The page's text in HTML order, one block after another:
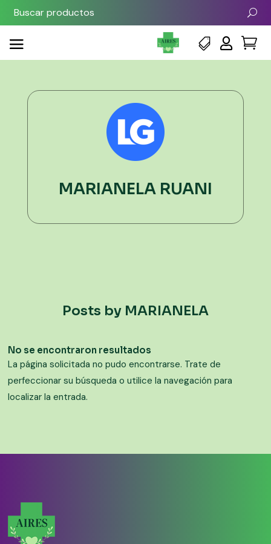
  
MARIANELA RUANI
Posts by MARIANELA
No se encontraron resultados
La página solicitada no pudo encontrarse. Trate de
perfeccionar su búsqueda o utilice la navegación para
localizar la entrada.